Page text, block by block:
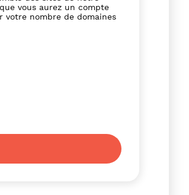
vous aurez un compte
votre nombre de domaines